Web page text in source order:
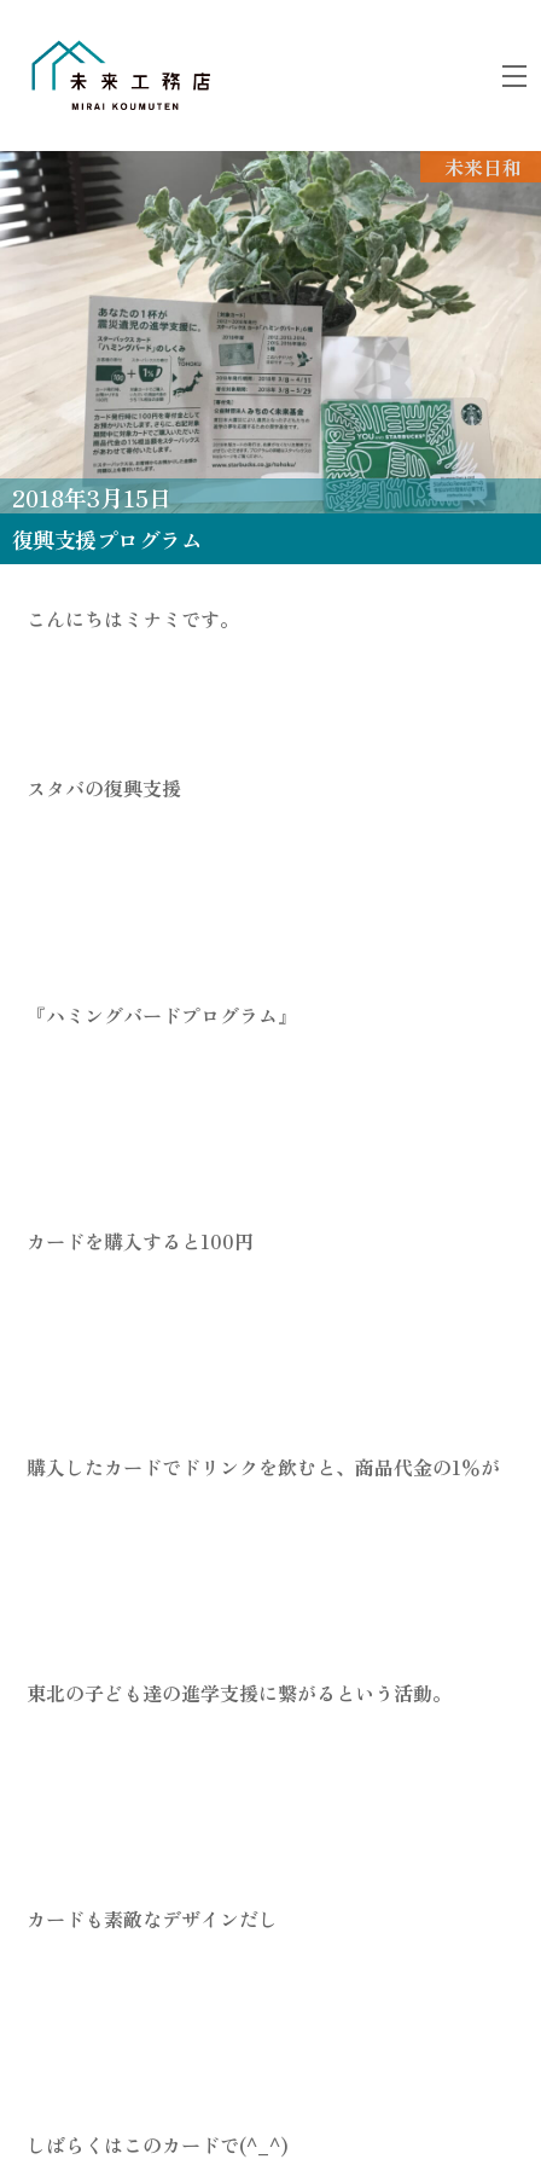
未来日和
2018年3月15日
復興支援プログラム
こんにちはミナミです。
スタバの復興支援
『ハミングバードプログラム』
カードを購入すると100円
購入したカードでドリンクを飲むと、商品代金の1％が
東北の子ども達の進学支援に繋がるという活動。
カードも素敵なデザインだし
しばらくはこのカードで(^_^)